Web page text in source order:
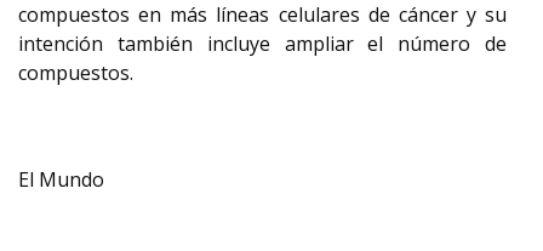
compuestos en más líneas celulares de cáncer y su
intención también incluye ampliar el número de
compuestos.
El Mundo